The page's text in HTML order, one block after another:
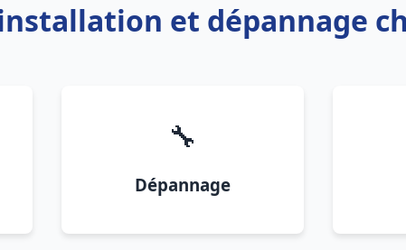
et dépannage
🔧
Dépannage